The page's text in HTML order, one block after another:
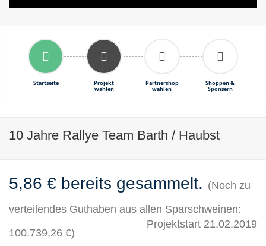
Startseite Projekt
wählen
Partnershop
wählen
Shoppen &
Sponsern
10 Jahre Rallye Team Barth / Haubst
5,86 € bereits gesammelt. (Noch zu
verteilendes Guthaben aus allen Sparschweinen:
100.739,26 €)
Projektstart 21.02.2019